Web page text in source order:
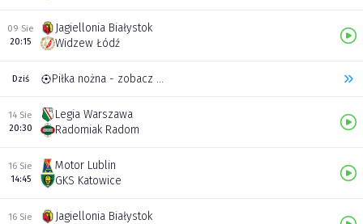
09 Sie
20:15
Jagiellonia Białystok
Widzew Łódź
Dziś Piłka nożna - zobacz inne transmisje
14 Sie
20:30
Legia Warszawa
Radomiak Radom
16 Sie
14:45
Motor Lublin
GKS Katowice
16 Sie
Jagiellonia Białystok